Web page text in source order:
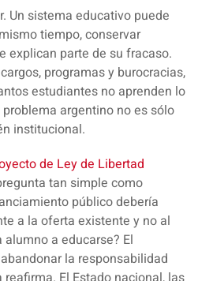
Un sistema educativo puede
tiempo, conservar
explican parte de su fracaso.
programas y burocracias,
estudiantes no aprenden lo
argentino no es sólo
institucional.
de Ley de Libertad
tan simple como
público debería
a la oferta existente y no al
a educarse? El
la responsabilidad